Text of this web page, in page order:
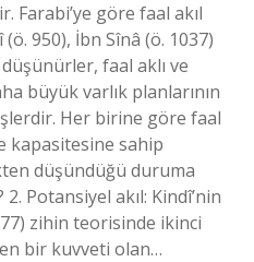
Farabi’ye göre faal akıl
950), İbn Sînâ (ö. 1037)
faal aklı ve
büyük varlık planlarının
Her birine göre faal
kapasitesine sahip
düşündüğü duruma
Potansiyel akıl: Kindî’nin
zihin teorisinde ikinci
bir kuvveti olan…